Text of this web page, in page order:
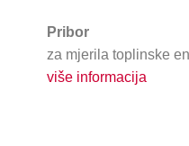
Pribor
za mjerila toplinske
više informacija